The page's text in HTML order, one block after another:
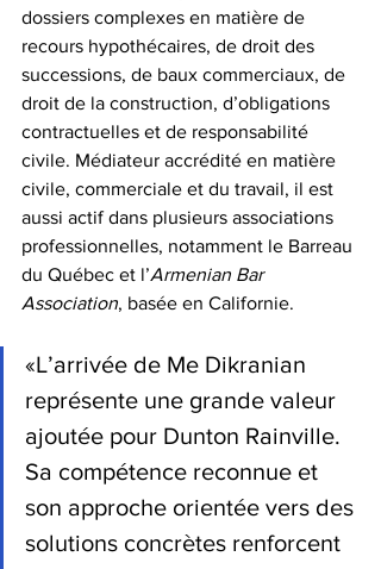
dossiers complexes en matière de
recours hypothécaires, de droit des
successions, de baux commerciaux, de
droit de la construction, d’obligations
contractuelles et de responsabilité
civile. Médiateur accrédité en matière
civile, commerciale et du travail, il est
aussi actif dans plusieurs associations
professionnelles, notamment le Barreau
du Québec et l’Armenian Bar
Association, basée en Californie.
«L’arrivée de Me Dikranian
représente une grande valeur
ajoutée pour Dunton Rainville.
Sa compétence reconnue et
son approche orientée vers des
solutions concrètes renforcent